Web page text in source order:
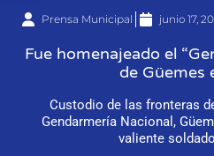
Prensa Municipal junio 17,
Fue homenajeado el
de Güemes
Custodio de las fronteras
Gendarmería Nacional,
valiente